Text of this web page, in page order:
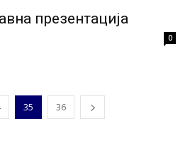
презентација
0
35 36